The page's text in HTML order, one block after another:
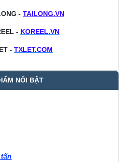
- TAILONG.VN
- KOREEL.VN
- TXLET.COM
NỔI BẬT